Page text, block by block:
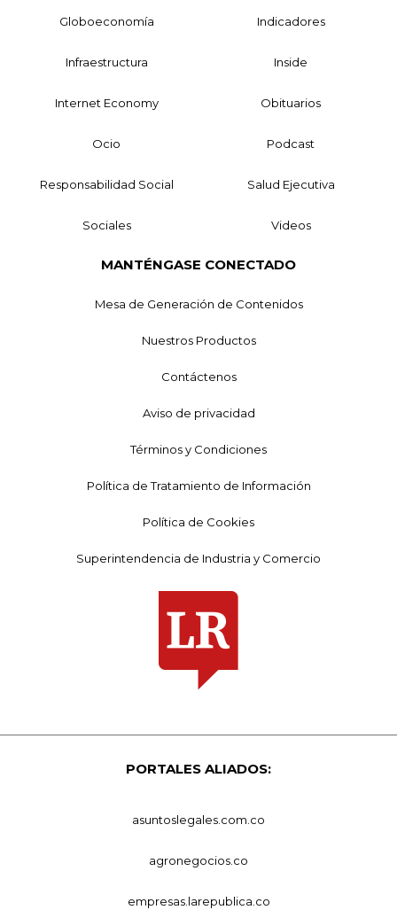
Globoeconomía Indicadores
Infraestructura Inside
Internet Economy Obituarios
Ocio Podcast
Responsabilidad Social Salud Ejecutiva
Sociales Videos
MANTÉNGASE CONECTADO
Mesa de Generación de Contenidos
Nuestros Productos
Contáctenos
Aviso de privacidad
Términos y Condiciones
Política de Tratamiento de Información
Política de Cookies
Superintendencia de Industria y Comercio
PORTALES ALIADOS:
asuntoslegales.com.co
agronegocios.co
empresas.larepublica.co